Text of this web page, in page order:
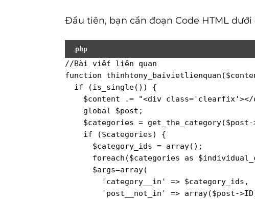
Đầu tiên, bạn cần đoạn Code HTML dưới
php
//Bài viết liên quan
function
thinhtony_baivietlienquan (
if (is_single()) {
$content .= "<div class='clearfix'></
global
$post ;
$categories = get_the_category($post-
if ($categories) {
$category_ids = array();
foreach ($categories as
$args=array(
'category__in'
=> $category_ids ,
'post__not_in'
=> array($post-